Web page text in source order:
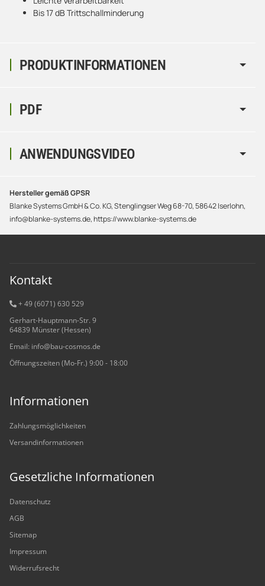
PRODUKTINFORMATIONEN
Bis 17 dB Trittschallminderung
PDF
ANWENDUNGSVIDEO
Hersteller gemäß GPSR
Blanke Systems GmbH & Co. KG, Stenglingser Weg 68-70, 58642 Iserlohn,
info@blanke-systems.de, https://www.blanke-systems.de
Kontakt
+ 49 (6071) 630 529
Gerhart-Hauptmann-Str. 9
64839 Münster (Hessen)
Email: info@bau-cosmos.de
Öffnungszeiten (Mo-Fr.) 9:00 - 18:00
Informationen
Zahlungsmöglichkeiten
Versandinformationen
Gesetzliche Informationen
Datenschutz
AGB
Sitemap
Impressum
Widerrufsrecht